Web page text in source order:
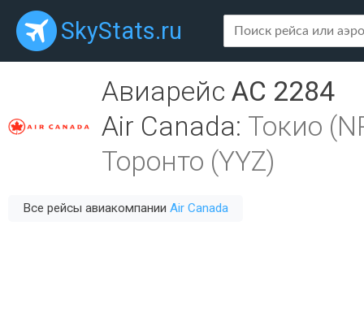
SkyStats.ru
Авиарейс AC 2284
Air Canada: Токио
Торонто (YYZ)
Все рейсы авиакомпании Air Canada